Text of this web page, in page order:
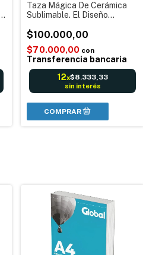
Taza Mágica De Cerámica
Sublimable. El Diseño
Por 10 Unidades
$100.000,00
$70.000,00 con
Transferencia bancaria
12x$8.333,33
sin interés